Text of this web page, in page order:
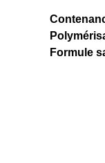
Formule